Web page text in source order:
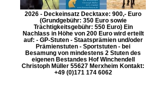
2026 - Deckeinsatz Decktaxe: 900,- Euro
(Grundgebühr: 350 Euro sowie
Trächtigkeitsgebühr: 550 Euro) Ein
Nachlass in Höhe von 200 Euro wird erteilt
auf: - GP-Stuten - Staatsprämien und/oder
Prämienstuten - Sportstuten - bei
Besamung von mindestens 2 Stuten des
eigenen Bestandes Hof Winchendell
Christoph Müller 55627 Merxheim Kontakt:
+49 (0)171 174 6062